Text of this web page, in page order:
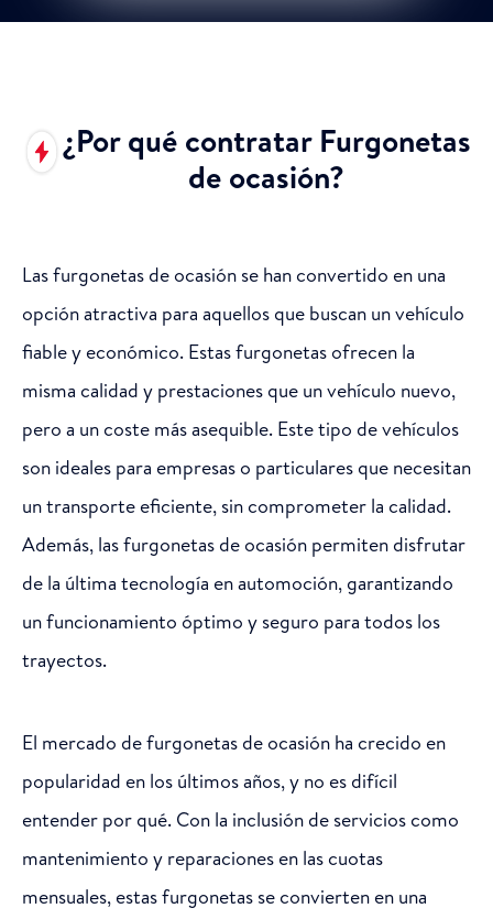
¿Por qué contratar Furgonetas
de ocasión?
Las furgonetas de ocasión se han convertido en una
opción atractiva para aquellos que buscan un vehículo
fiable y económico. Estas furgonetas ofrecen la
misma calidad y prestaciones que un vehículo nuevo,
pero a un coste más asequible. Este tipo de vehículos
son ideales para empresas o particulares que necesitan
un transporte eficiente, sin comprometer la calidad.
Además, las furgonetas de ocasión permiten disfrutar
de la última tecnología en automoción, garantizando
un funcionamiento óptimo y seguro para todos los
trayectos.
El mercado de furgonetas de ocasión ha crecido en
popularidad en los últimos años, y no es difícil
entender por qué. Con la inclusión de servicios como
mantenimiento y reparaciones en las cuotas
mensuales, estas furgonetas se convierten en una